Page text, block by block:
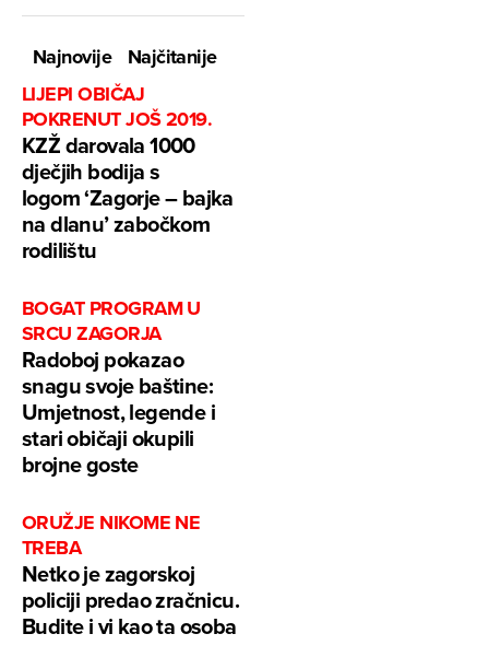
Najnovije
Najčitanije
LIJEPI OBIČAJ
POKRENUT JOŠ 2019.
KZŽ darovala 1000
dječjih bodija s
logom ‘Zagorje – bajka
na dlanu’ zabočkom
rodilištu
BOGAT PROGRAM U
SRCU ZAGORJA
Radoboj pokazao
snagu svoje baštine:
Umjetnost, legende i
stari običaji okupili
brojne goste
ORUŽJE NIKOME NE
TREBA
Netko je zagorskoj
policiji predao zračnicu.
Budite i vi kao ta osoba